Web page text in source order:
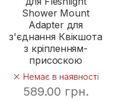
Shower Mount
Adapter для
з'єднання Квікшота
з кріпленням-
присоскою
Немає в наявності
589.00 грн.